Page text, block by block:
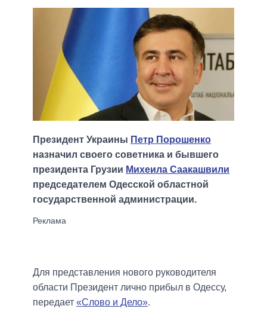
Президент Украины Петр Порошенко
назначил своего советника и бывшего
президента Грузии Михеила Саакашвили
председателем Одесской областной
государственной администрации.
Для представления нового руководителя
области Президент лично прибыл в Одессу,
передает «Слово и Дело».